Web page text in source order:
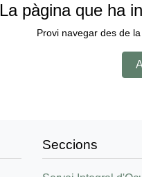
La pàgina que ha
Provi navegar des de
Seccions